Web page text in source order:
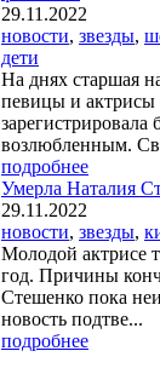
29.11.2022
новости, звезды,
дети
На днях старшая
певицы и
возлюбленным.
подробнее
Умерла Наталия
29.11.2022
новости, звезды,
Молодой актрисе
год. Причины
Стешенко пока
новость подтве...
подробнее